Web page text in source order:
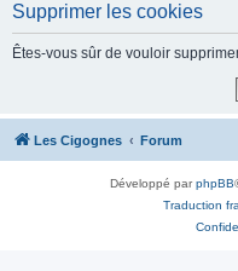
Supprimer les cookies
Êtes-vous sûr de vouloir
Les Cigognes Forum
Développé parphpBB
Traduction